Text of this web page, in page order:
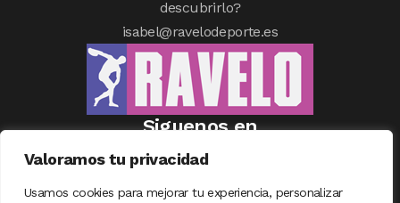
Valoramos tu privacidad
Usamos cookies para mejorar tu experiencia, personalizar
descubrirlo?
isabel@ravelodeporte.es
Siguenos en